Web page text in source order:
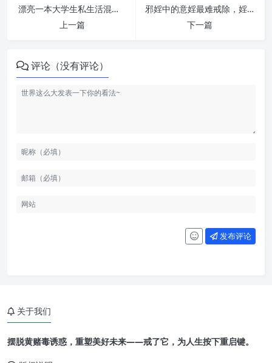
漂亮一本大学生私生活混乱，整容都救不了自己！毁容、没工作、妇科病、吸渣男…… | 纵欲危害
上一篇
邪婬中的意婬最难戒除，婬乱行为天怒人怨！ | 纵欲危害
下一篇
评论（没有评论）
发布评论
关于我们
摆脱黄赌毒诱惑，重塑美好未来——戒了它，为人生按下重启键。